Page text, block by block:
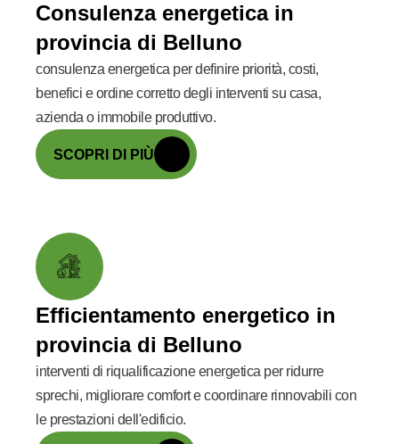
Consulenza energetica in
provincia di Belluno
consulenza energetica per definire priorità, costi,
benefici e ordine corretto degli interventi su casa,
azienda o immobile produttivo.
SCOPRI DI PIÙ
Efficientamento energetico in
provincia di Belluno
interventi di riqualificazione energetica per ridurre
sprechi, migliorare comfort e coordinare rinnovabili con
le prestazioni dell'edificio.